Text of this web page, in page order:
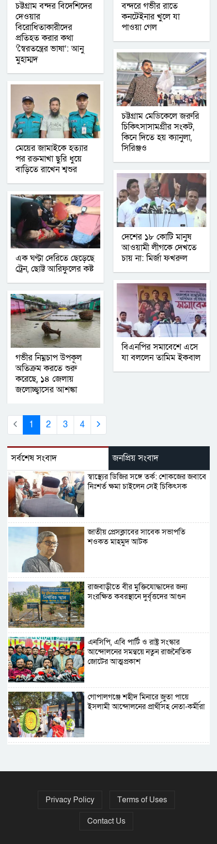
চট্টগ্রাম বন্দর বিদেশিদের
দেওয়ার
বিরোধিতাকারীদের
প্রতিহত করার কথা
‘স্বৈরতন্ত্রের ভাষা’: আনু
মুহাম্মদ
মেয়ের জামাইকে হত্যার
পর রক্তমাখা ছুরি ধুয়ে
বাড়িতে রাখেন শ্বশুর
এক ঘণ্টা দেরিতে ছেড়েছে
ট্রেন, ছোট্ট আরিফুলের কষ্ট
গভীর নিম্নচাপ উপকূল
অতিক্রম করতে শুরু
করেছে, ১৪ জেলায়
জলোচ্ছ্বাসের আশঙ্কা
বন্দরে গভীর রাতে
কনটেইনার খুলে যা
পাওয়া গেল
চট্টগ্রাম মেডিকেলে জরুরি
চিকিৎসাসামগ্রীর সংকট,
কিনে দিতে হয় ক্যানুলা,
সিরিঞ্জও
দেশের ১৮ কোটি মানুষ
আওয়ামী লীগকে দেখতে
চায় না: মির্জা ফখরুল
বিএনপির সমাবেশে এসে
যা বললেন তামিম ইকবাল
1 2 3 4
সর্বশেষ সংবাদ জনপ্রিয় সংবাদ
স্বাস্থ্যের ডিজির সঙ্গে তর্ক: শোকজের জবাবে
নিঃশর্ত ক্ষমা চাইলেন সেই চিকিৎসক
জাতীয় প্রেসক্লাবের সাবেক সভাপতি
শওকত মাহমুদ আটক
রাজবাড়ীতে বীর মুক্তিযোদ্ধাদের জন্য
সংরক্ষিত কবরস্থানে দুর্বৃত্তদের আগুন
এনসিপি, এবি পার্টি ও রাষ্ট্র সংস্কার
আন্দোলনের সমন্বয়ে নতুন রাজনৈতিক
জোটের আত্মপ্রকাশ
গোপালগঞ্জে শহীদ মিনারে জুতা পায়ে
ইসলামী আন্দোলনের প্রার্থীসহ নেতা-কর্মীরা
নির্বাচনের তফসিল ৮-১৫ ডিসেম্বরের মধ্যে
যেকোনো দিন
Privacy Policy
Terms of Uses
Contact Us